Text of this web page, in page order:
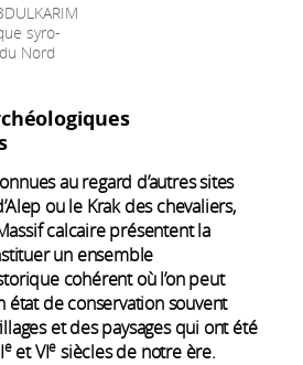
syro-
Nord
au regard d’autres sites
ou le Krak des chevaliers,
calcaire présentent la
un ensemble
cohérent où l’on peut
état de conservation souvent
et des paysages qui ont été
eet VIe siècles de notre ère.